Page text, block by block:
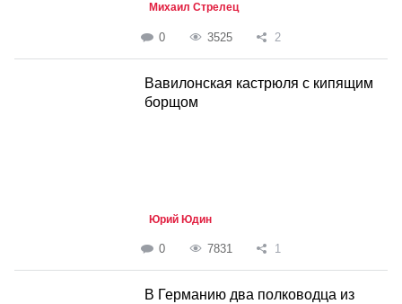
Михаил Стрелец
0 3525 2
Вавилонская кастрюля с кипящим
борщом
Юрий Юдин
0 7831 1
В Германию два полководца из